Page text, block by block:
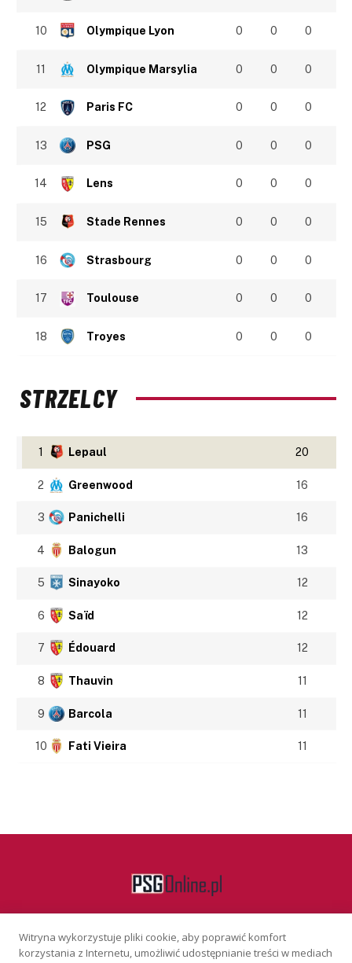
10 Olympique Lyon 0 0 0
11 Olympique Marsylia 0 0 0
12 Paris FC 0 0 0
13 PSG 0 0 0
14 Lens 0 0 0
15 Stade Rennes 0 0 0
16 Strasbourg 0 0 0
17 Toulouse 0 0 0
18 Troyes 0 0 0
STRZELCY
1 Lepaul 20
2 Greenwood 16
3 Panichelli 16
4 Balogun 13
5 Sinayoko 12
6 Saïd 12
7 Édouard 12
8 Thauvin 11
9 Barcola 11
10 Fati Vieira 11
Facebook
Witryna wykorzystuje pliki cookie, aby poprawić komfort
korzystania z Internetu, umożliwić udostępnianie treści w mediach